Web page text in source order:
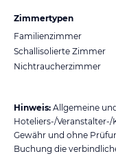
Zimmertypen
Familienzimmer
Schallisolierte Zimmer
Nichtraucherzimmer
Hinweis: Allgemeine
Hoteliers-/
Gewähr und ohne
Buchung die